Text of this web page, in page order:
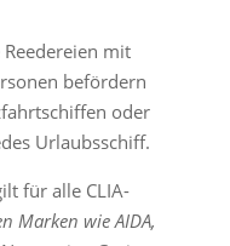
mit
befördern
oder
Urlaubsschiff.
für alle CLIA-
Marken wie AIDA,